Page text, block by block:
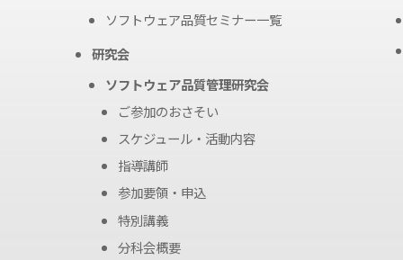
ソフトウェア品質セミナー一覧
研究会
ソフトウェア品質管理研究会
ご参加のおさそい
スケジュール・活動内容
指導講師
参加要領・申込
特別講義
分科会概要